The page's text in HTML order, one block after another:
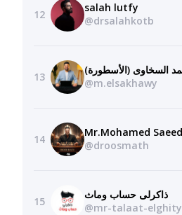
12
salah lutfy
@drsalahkotb
13
@m.elsakhawy
14
@droosmath
15
ذاكرلى حساب وماث
@mr-talaat-elghity